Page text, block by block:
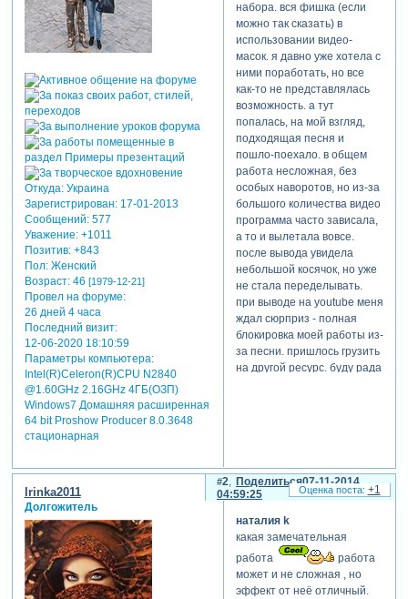
Откуда:Украина
Зарегистрирован: 17-01-2013
Сообщений:577
Уважение: +1011
Позитив: +843
Пол:Женский
Возраст:46 [1979-12-21]
Провел на форуме:
26 дней 4 часа
Последний визит:
12-06-2020 18:10:59
Параметры компьютера:
Intel(R)Celeron(R)CPU N2840
@1.60GHz 2.16GHz 4ГБ(ОЗП)
Windows7 Домашняя расширенная
64 bit Proshow Producer 8.0.3648
стационарная
набора. вся фишка (если
можно так сказать) в
использовании видео-
масок. я давно уже хотела с
ними поработать, но все
как-то не представлялась
возможность. а тут
попалась, на мой взгляд,
подходящая песня и
пошло-поехало. в общем
работа несложная, без
особых наворотов, но из-за
большого количества видео
программа часто зависала,
а то и вылетала вовсе.
после вывода увидела
небольшой косячок, но уже
не стала переделывать.
при выводе на youtube меня
ждал сюрприз - полная
блокировка моей работы из-
за песни. пришлось грузить
на другой ресурс. буду рада
Поделиться
2
07-11-2014
04:59:25
Irinka2011
Долгожитель
наталия k
какая замечательная
работа
работа
может и не сложная , но
эффект от неё отличный.
+1